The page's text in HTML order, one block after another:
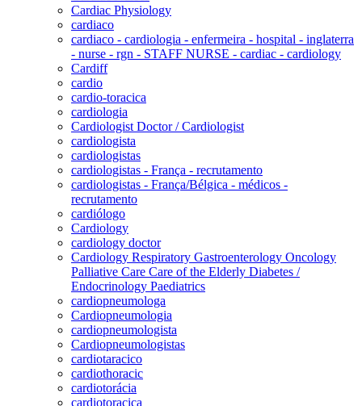
Cardiac Physiology
cardiaco
cardiaco - cardiologia - enfermeira - hospital - inglaterra
- nurse - rgn - STAFF NURSE - cardiac - cardiology
Cardiff
cardio
cardio-toracica
cardiologia
Cardiologist Doctor / Cardiologist
cardiologista
cardiologistas
cardiologistas - França - recrutamento
cardiologistas - França/Bélgica - médicos -
recrutamento
cardiólogo
Cardiology
cardiology doctor
Cardiology Respiratory Gastroenterology Oncology
Palliative Care Care of the Elderly Diabetes /
Endocrinology Paediatrics
cardiopneumologa
Cardiopneumologia
cardiopneumologista
Cardiopneumologistas
cardiotaracico
cardiothoracic
cardiotorácia
cardiotoracica